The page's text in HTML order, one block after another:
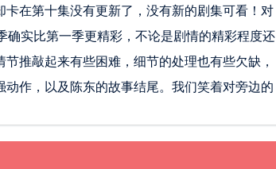
在第十集没有更新了，没有新的剧集可看！对
实比第一季更精彩，不论是剧情的精彩程度还
推敲起来有些困难，细节的处理也有些欠缺，
作，以及陈东的故事结尾。我们笑着对旁边的